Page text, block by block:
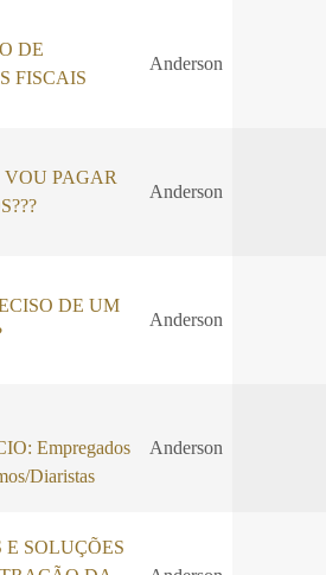
DE
FISCAIS
Anderson
PAGAR
Anderson
DE UM
Anderson
Empregados
Diaristas
Anderson
SOLUÇÕES